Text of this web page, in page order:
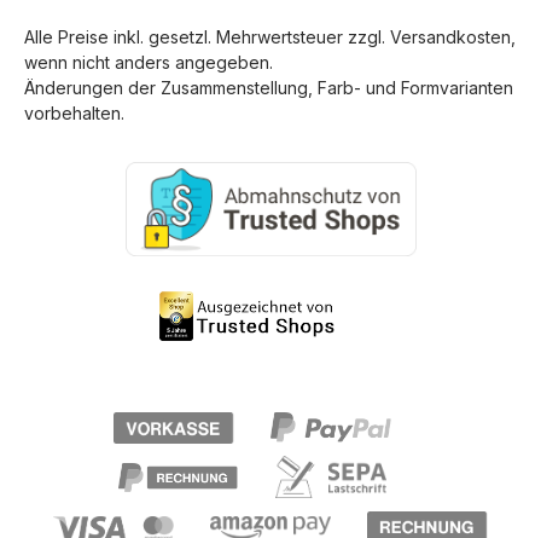
Alle Preise inkl. gesetzl. Mehrwertsteuer zzgl. Versandkosten
wenn nicht anders angegeben.
Änderungen der Zusammenstellung, Farb- und Formvarianten
vorbehalten.